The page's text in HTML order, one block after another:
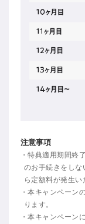
注意事項
・特典適用期間終
のお手続きをしな
ら定額料が発生い
・本キャンペーン
ります。
・本キャンペーン